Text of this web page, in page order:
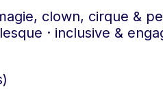
clown, cirque &
· inclusive &